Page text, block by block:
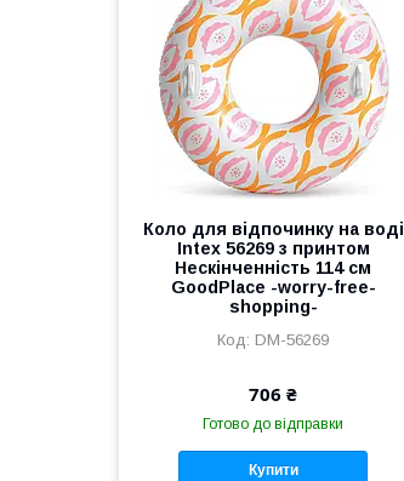
Коло для відпочинку на воді
Intex 56269 з принтом
Нескінченність 114 см
GoodPlace -worry-free-
shopping-
DM-56269
706 ₴
Готово до відправки
Купити